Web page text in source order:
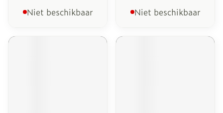
Niet beschikbaar Niet beschikbaar